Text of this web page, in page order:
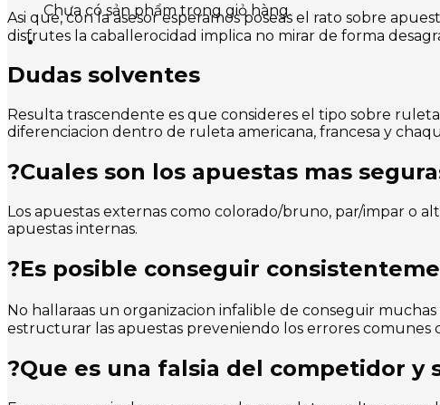
Chưa có sản phẩm trong giỏ hàng.
Asi que, con la asesor esperamos poseas el rato sobre
disfrutes la caballerocidad implica no mirar de forma
Dudas solventes
Resulta trascendente es que consideres el tipo sobre ruleta
diferenciacion dentro de ruleta americana, francesa y
?Cuales son los apuestas mas
Los apuestas externas como colorado/bruno, par/impar o
apuestas internas.
?Es posible conseguir
No hallaraas un organizacion infalible de conseguir
estructurar las apuestas preveniendo los errores comunes
?Que es una falsia del competidor